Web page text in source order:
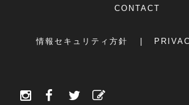
CONTACT
情報セキュリティ方針